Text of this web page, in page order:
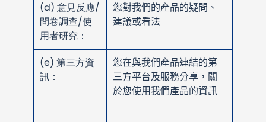
(d) 意見反應/
問卷調查/使
用者研究：
您對我們的產品的疑問、
建議或看法
(e) 第三方資
訊：
您在與我們產品連結的第
三方平台及服務分享，關
於您使用我們產品的資訊